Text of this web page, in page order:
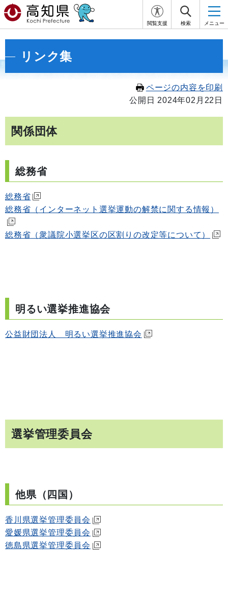
閲覧支援 検索 メニュー
リンク集
ページの内容を印刷
公開日 2024年02月22日
関係団体
総務省
総務省
総務省（インターネット選挙運動の解禁に関する情報）
総務省（衆議院小選挙区の区割りの改定等について）
明るい選挙推進協会
公益財団法人 明るい選挙推進協会
選挙管理委員会
他県（四国）
香川県選挙管理委員会
愛媛県選挙管理委員会
徳島県選挙管理委員会